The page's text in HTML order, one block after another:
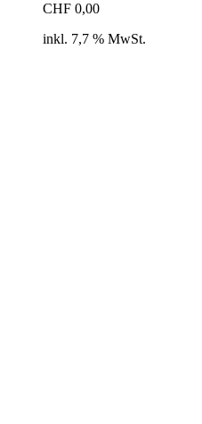
CHF 0,00
inkl. 7,7 % MwSt.